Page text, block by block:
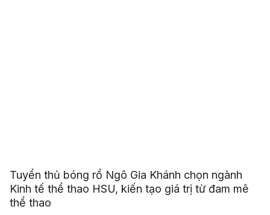
Tuyển thủ bóng rổ Ngô Gia Khánh chọn ngành
Kinh tế thể thao HSU, kiến tạo giá trị từ đam mê
thể thao